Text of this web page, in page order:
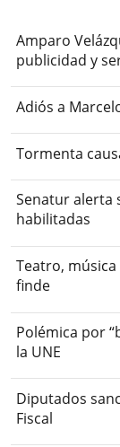
Amparo
publicidad y
Adiós a
Tormenta
Senatur alerta
habilitadas
Teatro,
finde
Polémica por
la UNE
Diputados
Fiscal